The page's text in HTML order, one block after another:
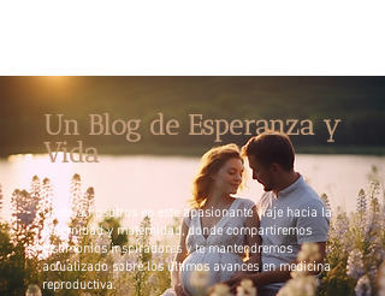
Un Blog de Esperanza y
Vida
Únete a nosotros en este apasionante viaje hacia la
paternidad y maternidad, donde compartiremos
testimonios inspiradores y te mantendremos
actualizado sobre los últimos avances en medicina
reproductiva.